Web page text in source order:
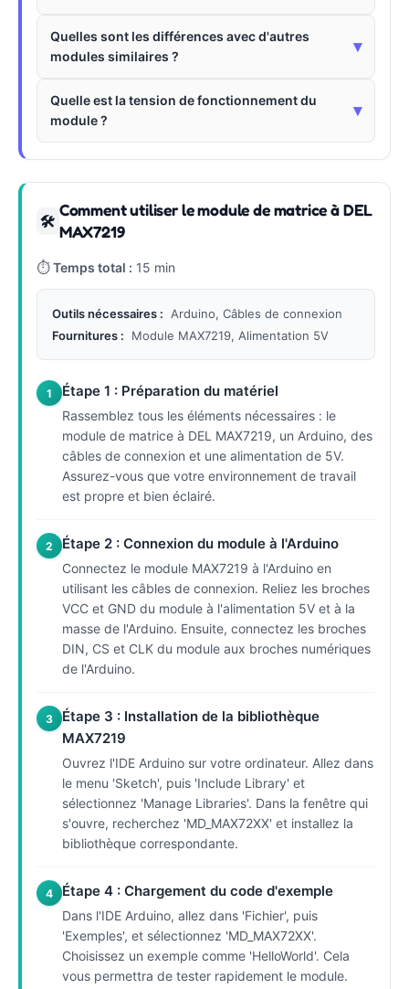
Quelles sont les différences avec d'autres
modules similaires ?
▾
Quelle est la tension de fonctionnement du
module ?
▾
🛠
Comment utiliser le module de matrice à DEL
MAX7219
⏱Temps total : 15 min
Outils nécessaires :
Arduino, Câbles de connexion
Fournitures :
Module MAX7219, Alimentation 5V
1 Étape 1 : Préparation du matériel
Rassemblez tous les éléments nécessaires : le
module de matrice à DEL MAX7219, un Arduino, des
câbles de connexion et une alimentation de 5V.
Assurez-vous que votre environnement de travail
est propre et bien éclairé.
2 Étape 2 : Connexion du module à l'Arduino
Connectez le module MAX7219 à l'Arduino en
utilisant les câbles de connexion. Reliez les broches
VCC et GND du module à l'alimentation 5V et à la
masse de l'Arduino. Ensuite, connectez les broches
DIN, CS et CLK du module aux broches numériques
de l'Arduino.
3
Étape 3 : Installation de la bibliothèque
MAX7219
Ouvrez l'IDE Arduino sur votre ordinateur. Allez dans
le menu 'Sketch', puis 'Include Library' et
sélectionnez 'Manage Libraries'. Dans la fenêtre qui
s'ouvre, recherchez 'MD_MAX72XX' et installez la
bibliothèque correspondante.
4 Étape 4 : Chargement du code d'exemple
Dans l'IDE Arduino, allez dans 'Fichier', puis
'Exemples', et sélectionnez 'MD_MAX72XX'.
Choisissez un exemple comme 'HelloWorld'. Cela
vous permettra de tester rapidement le module.